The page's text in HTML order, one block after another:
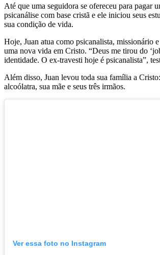
Até que uma seguidora se ofereceu para pagar
psicanálise com base cristã e ele iniciou seus
sua condição de vida.
Hoje, Juan atua como psicanalista, missionário
uma nova vida em Cristo. “Deus me tirou do
identidade. O ex-travesti hoje é psicanalista”,
Além disso, Juan levou toda sua família a
alcoólatra, sua mãe e seus três irmãos.
Ver essa foto no Instagram